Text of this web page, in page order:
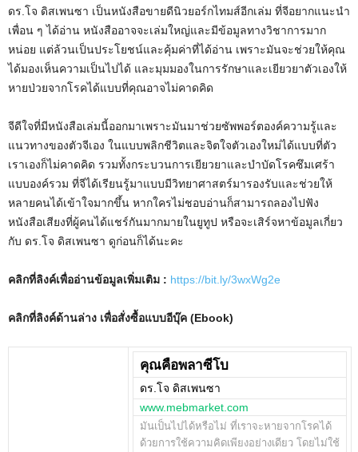
ดร.โจ ดิสเพนซา เป็นหนังสือขายดีนิวยอร์กไทมส์อีกเล่ม ที่จีอยากแนะนำ
เพื่อน ๆ ได้อ่าน หนังสืออาจจะเล่มใหญ่และมีข้อมูลทางวิชาการมาก
หน่อย แต่ล้วนเป็นประโยชน์และคุ้มค่าที่ได้อ่าน เพราะมันจะช่วยให้คุณ
ได้มองเห็นความเป็นไปได้ และมุมมองในการรักษาและเยียวยาตัวเองให้
หายป่วยจากโรคได้แบบที่คุณอาจไม่คาดคิด
จีดีใจที่มีหนังสือเล่มนี้ออกมาเพราะมันมาช่วยซัพพอร์ตองค์ความรู้และ
แนวทางของตัวจีเอง ในแบบพลิกชีวิตและจิตใจตัวเองใหม่ได้แบบที่ตัว
เราเองก็ไม่คาดคิด รวมทั้งกระบวนการเยียวยาและบำบัดโรคซึมเศร้า
แบบองค์รวม ที่จีได้เรียนรู้มาแบบมีวิทยาศาสตร์มารองรับและช่วยให้
หลายคนได้เข้าใจมากขึ้น หากใครไม่ชอบอ่านก็สามารถลองไปฟัง
หนังสือเสียงที่ผู้คนได้แชร์กันมากมายในยูทูป หรือจะเสิร์จหาข้อมูลเกี่ยว
กับ ดร.โจ ดิสเพนซา ดูก่อนก็ได้นะคะ
คลิกที่ลิงค์เพื่ออ่านข้อมูลเพิ่มเติม : https://bit.ly/3wxWg2e
คลิกที่ลิงค์ด้านล่าง เพื่อสั่งซื้อแบบอีบุ๊ค (Ebook)
คุณคือพลาซีโบ
ดร.โจ ดิสเพนซา
www.mebmarket.com
มันเป็นไปได้หรือไม่ ที่เราจะหายจากโรคได้
ด้วยการใช้ความคิดเพียงอย่างเดียว โดยไม่ใช้